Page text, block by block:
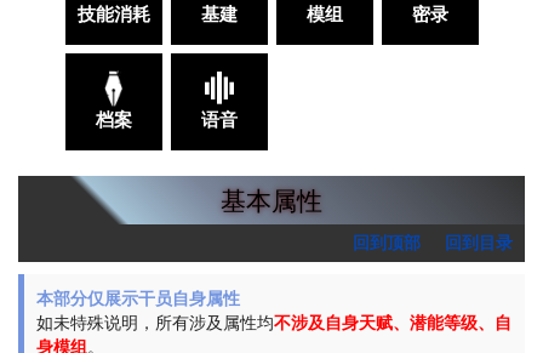
技能消耗 基建 模组 密录
档案 语音
基本属性
回到顶部 回到目录
本部分仅展示干员自身属性
如未特殊说明，所有涉及属性均不涉及自身天赋、潜能等级、自
身模组 。